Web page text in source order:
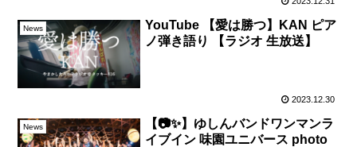
News
YouTube 【愛は勝つ】KAN ピア
ノ弾き語り 【ラジオ 生放送】
2023.12.30
News
【📷✨】ゆしんバンドワンマンラ
イブイン 味園ユニバース photo